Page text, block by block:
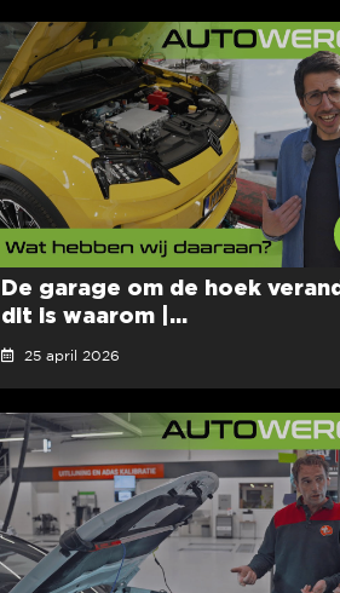
De garage om de hoek
dit is waarom |...
25 april 2026